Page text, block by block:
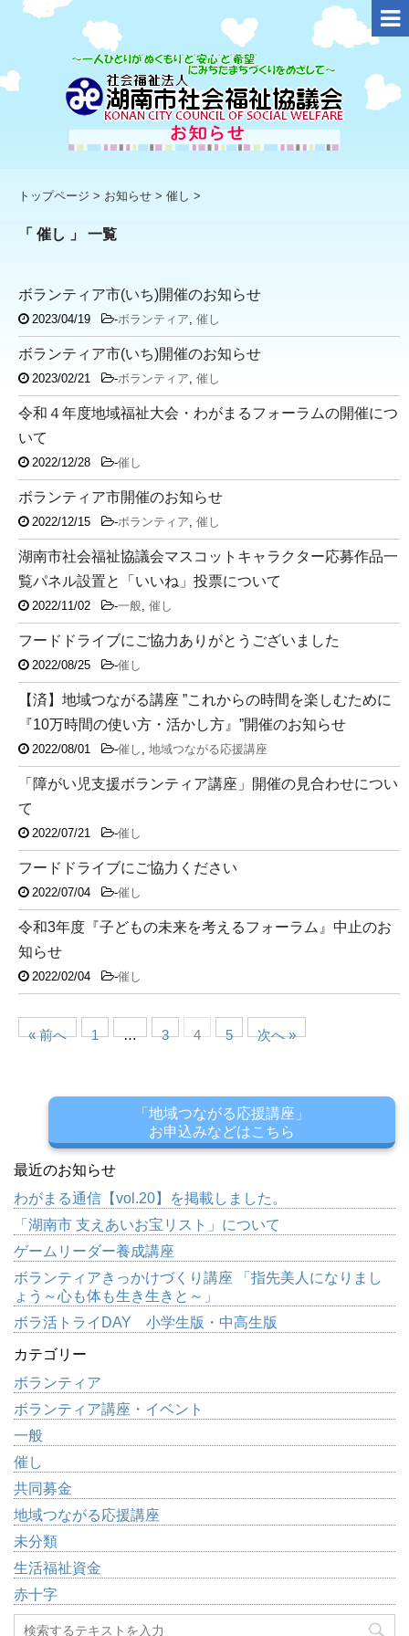
トップページ > お知らせ > 催し >
「 催し 」 一覧
ボランティア市(いち)開催のお知らせ
2023/04/19 -ボランティア 催し
ボランティア市(いち)開催のお知らせ
2023/02/21 -ボランティア 催し
令和４年度地域福祉大会・わがまるフォーラムの開催につ
いて
2022/12/28 -催し
ボランティア市開催のお知らせ
2022/12/15 -ボランティア 催し
湖南市社会福祉協議会マスコットキャラクター応募作品一
覧パネル設置と「いいね」投票について
2022/11/02 -一般 催し
フードドライブにご協力ありがとうございました
2022/08/25 -催し
【済】地域つながる講座 ”これからの時間を楽しむために
『10万時間の使い方・活かし方』”開催のお知らせ
2022/08/01 -催し 地域つながる応援講座
「障がい児支援ボランティア講座」開催の見合わせについ
て
2022/07/21 -催し
フードドライブにご協力ください
2022/07/04 -催し
令和3年度『子どもの未来を考えるフォーラム』中止のお
知らせ
2022/02/04 -催し
« 前へ 1 … 3 4 5 次へ »
「地域つながる応援講座」
お申込みなどはこちら
最近のお知らせ
わがまる通信【vol.20】を掲載しました。
「湖南市 支えあいお宝リスト」について
ゲームリーダー養成講座
ボランティアきっかけづくり講座 「指先美人になりまし
ょう～心も体も生き生きと～」
ボラ活トライDAY 小学生版・中高生版
カテゴリー
ボランティア
ボランティア講座・イベント
一般
催し
共同募金
地域つながる応援講座
未分類
生活福祉資金
赤十字